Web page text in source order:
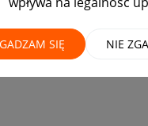
SIĘ NIE
MAMY ROZWIĄZANIE!